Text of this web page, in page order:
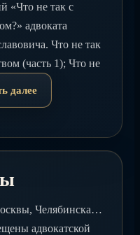
«Что не так с
адвоката
Что не так
(часть 1); Что не
далее
Челябинска…
адвокатской